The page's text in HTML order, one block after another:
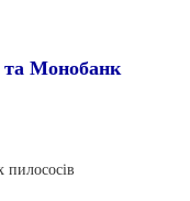
Монобанк
пилососів